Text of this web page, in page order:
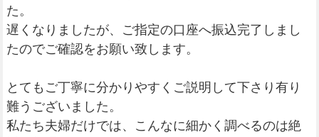
た。
遅くなりましたが、ご指定の口座へ振込完了しまし
たのでご確認をお願い致します。
とてもご丁寧に分かりやすくご説明して下さり有り
難うございました。
私たち夫婦だけでは、こんなに細かく調べるのは絶